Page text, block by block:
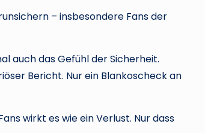
– insbesondere Fans der
auch das Gefühl der Sicherheit.
Bericht. Nur ein Blankoscheck an
wirkt es wie ein Verlust. Nur dass